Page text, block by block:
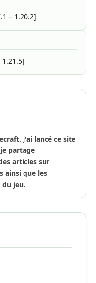
– 1.20.2]
1.21.5]
j'ai lancé ce site
partage
articles sur
ainsi que les
du jeu.